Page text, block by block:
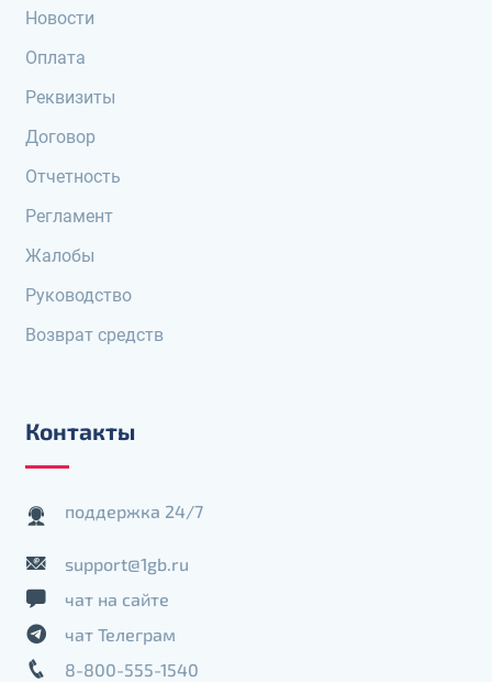
Новости
Оплата
Реквизиты
Договор
Отчетность
Регламент
Жалобы
Руководство
Возврат средств
Контакты
поддержка 24/7
support@1gb.ru
чат на сайте
чат Телеграм
8-800-555-1540